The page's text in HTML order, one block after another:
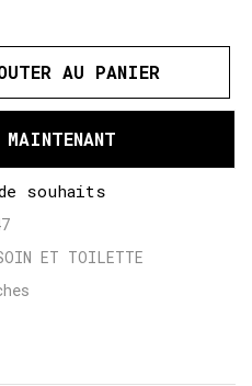
AU PANIER
MAINTENANT
souhaits
ET TOILETTE